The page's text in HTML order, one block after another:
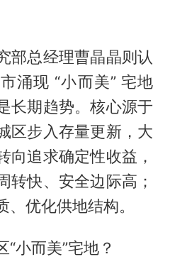
部总经理曹晶晶则认
涌现 “小而美” 宅地
长期趋势。核心源于
区步入存量更新，大
向追求确定性收益，
转快、安全边际高；
优化供地结构。
小而美”宅地？